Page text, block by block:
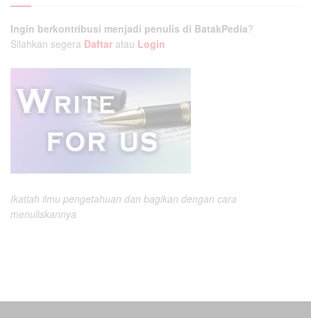
Ingin berkontribusi menjadi penulis di BatakPedia?
Silahkan segera Daftar atau Login
Ikatlah ilmu pengetahuan dan bagikan dengan cara
menuliskannya